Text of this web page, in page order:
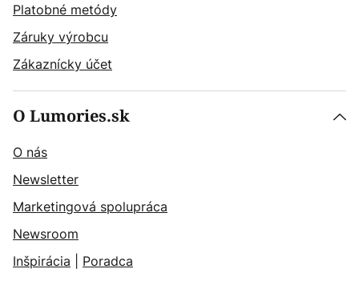
Platobné metódy
Záruky výrobcu
Zákaznícky účet
O Lumories.sk
O nás
Newsletter
Marketingová spolupráca
Newsroom
Inšpirácia
Poradca